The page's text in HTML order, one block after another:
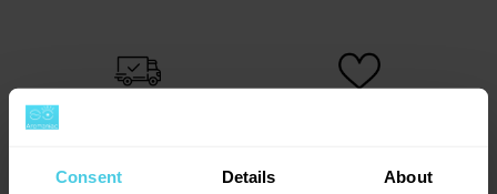
Consent Details About
Objednávky do 13:30 vám odesíláme